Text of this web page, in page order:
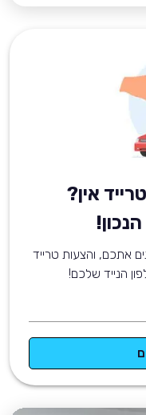
אין?
אתכם, והצעות טרייד
הנייד שלכם!